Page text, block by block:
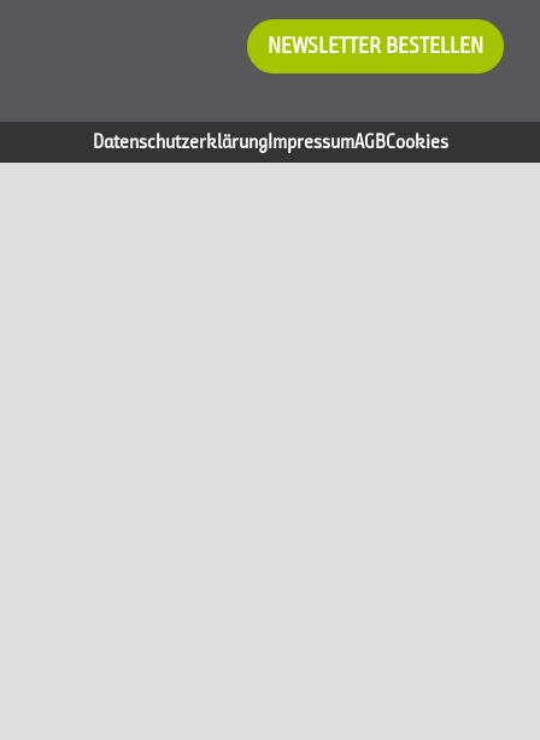
NEWSLETTER BESTELLEN
DatenschutzerklärungImpressumAGBCookies